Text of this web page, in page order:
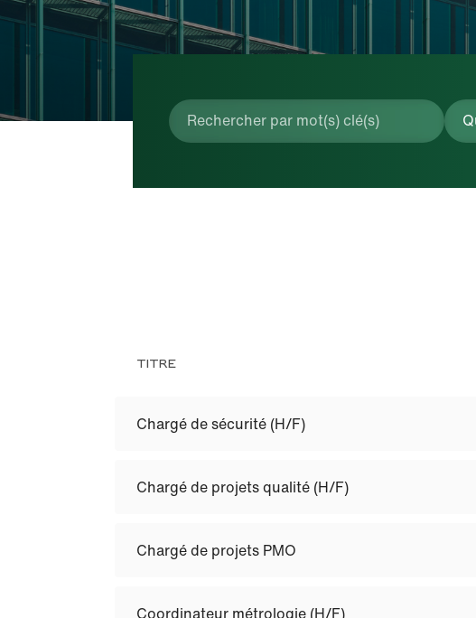
TITRE
Chargé de sécurité (H/F)
Chargé de projets qualité (H/F)
Chargé de projets PMO
Coordinateur métrologie (H/F)